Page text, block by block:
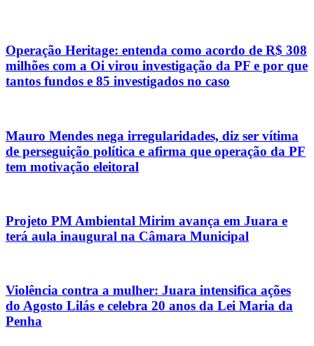
Operação Heritage: entenda como acordo de R$ 308
milhões com a Oi virou investigação da PF e por que
tantos fundos e 85 investigados no caso
Mauro Mendes nega irregularidades, diz ser vítima
de perseguição política e afirma que operação da PF
tem motivação eleitoral
Projeto PM Ambiental Mirim avança em Juara e
terá aula inaugural na Câmara Municipal
Violência contra a mulher: Juara intensifica ações
do Agosto Lilás e celebra 20 anos da Lei Maria da
Penha